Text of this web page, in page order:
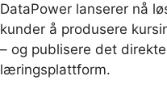
DataPower lanserer nå
kunder å produsere
– og publisere det
læringsplattform.